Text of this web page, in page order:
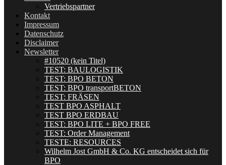
Vertriebspartner
Kontakt
Impressum
Datenschutz
Disclaimer
Newsletter
#10520 (kein Titel)
TEST: BAULOGISTIK
TEST: BPO BETON
TEST: BPO transportBETON
TEST: FRÄSEN
TEST BPO ASPHALT
TEST BPO ERDBAU
TEST: BPO LITE + BPO FREE
TEST: Order Management
TESTE: RESOURCES
Wilhelm Jost GmbH & Co. KG entscheidet sich für
BPO